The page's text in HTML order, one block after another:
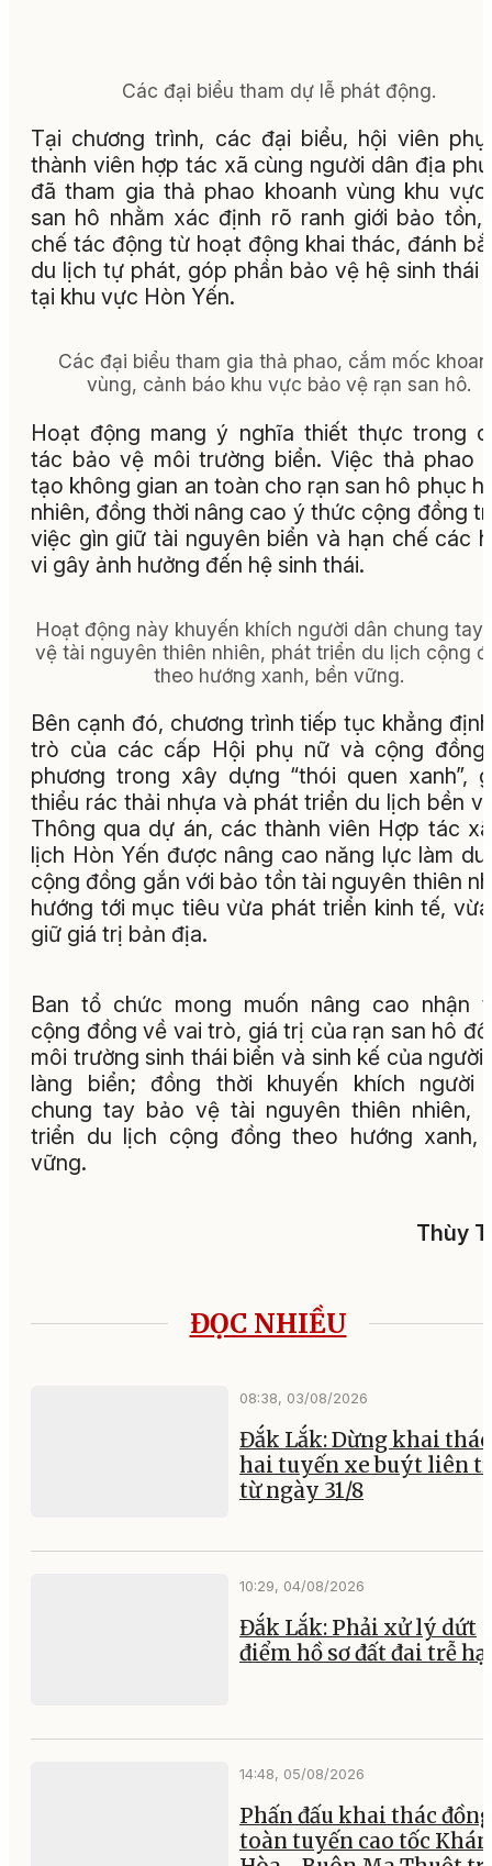
Các đại biểu tham dự lễ phát động.
Tại chương trình, các đại biểu, hội viên
thành viên hợp tác xã cùng người dân địa
đã tham gia thả phao khoanh vùng khu vực
san hô nhằm xác định rõ ranh giới bảo tồn,
chế tác động từ hoạt động khai thác, đánh
du lịch tự phát, góp phần bảo vệ hệ sinh thái
tại khu vực Hòn Yến.
Các đại biểu tham gia thả phao, cắm mốc
vùng, cảnh báo khu vực bảo vệ rạn san hô.
Hoạt động mang ý nghĩa thiết thực trong
tác bảo vệ môi trường biển. Việc thả phao
tạo không gian an toàn cho rạn san hô phục
nhiên, đồng thời nâng cao ý thức cộng đồng
việc gìn giữ tài nguyên biển và hạn chế các
vi gây ảnh hưởng đến hệ sinh thái.
Hoạt động này khuyến khích người dân chung tay
vệ tài nguyên thiên nhiên, phát triển du lịch cộng
theo hướng xanh, bền vững.
Bên cạnh đó, chương trình tiếp tục khẳng
trò của các cấp Hội phụ nữ và cộng đồng
phương trong xây dựng “thói quen xanh”,
thiểu rác thải nhựa và phát triển du lịch bền
Thông qua dự án, các thành viên Hợp tác
lịch Hòn Yến được nâng cao năng lực làm du
cộng đồng gắn với bảo tồn tài nguyên thiên
hướng tới mục tiêu vừa phát triển kinh tế,
giữ giá trị bản địa.
Ban tổ chức mong muốn nâng cao nhận
cộng đồng về vai trò, giá trị của rạn san hô
môi trường sinh thái biển và sinh kế của người
làng biển; đồng thời khuyến khích người
chung tay bảo vệ tài nguyên thiên nhiên,
triển du lịch cộng đồng theo hướng xanh,
vững.
Thùy
ĐỌC NHIỀU
08:38, 03/08/2026
Đắk Lắk: Dừng khai thác
hai tuyến xe buýt liên
từ ngày 31/8
10:29, 04/08/2026
Đắk Lắk: Phải xử lý dứt
điểm hồ sơ đất đai trễ
14:48, 05/08/2026
Phấn đấu khai thác
toàn tuyến cao tốc